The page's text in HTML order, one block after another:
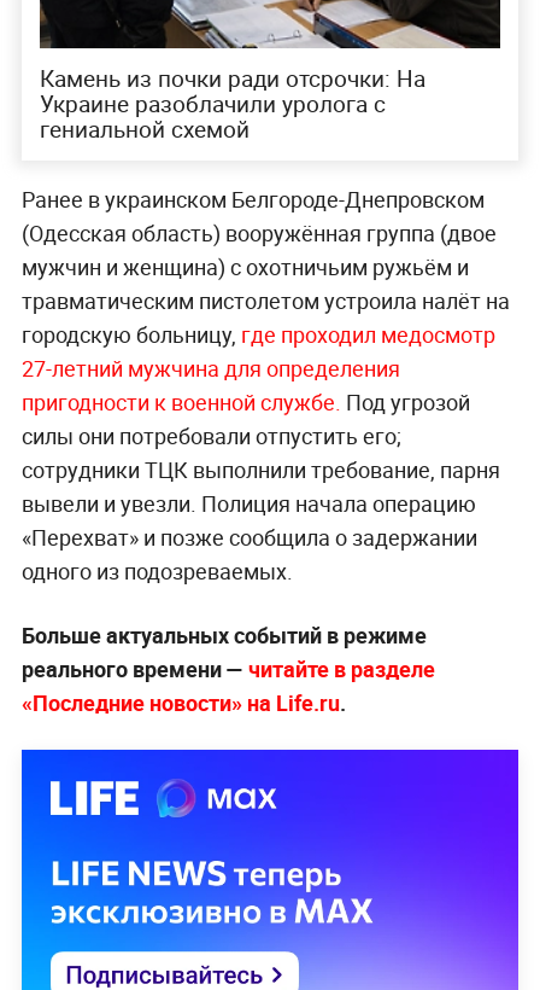
Камень из почки ради отсрочки: На
Украине разоблачили уролога с
гениальной схемой
Ранее в украинском Белгороде-Днепровском
(Одесская область) вооружённая группа (двое
мужчин и женщина) с охотничьим ружьём и
травматическим пистолетом устроила налёт на
городскую больницу, где проходил медосмотр
27-летний мужчина для определения
пригодности к военной службе. Под угрозой
силы они потребовали отпустить его;
сотрудники ТЦК выполнили требование, парня
вывели и увезли. Полиция начала операцию
«Перехват» и позже сообщила о задержании
одного из подозреваемых.
Больше актуальных событий в режиме
реального времени — читайте в разделе
«Последние новости» на Life.ru.